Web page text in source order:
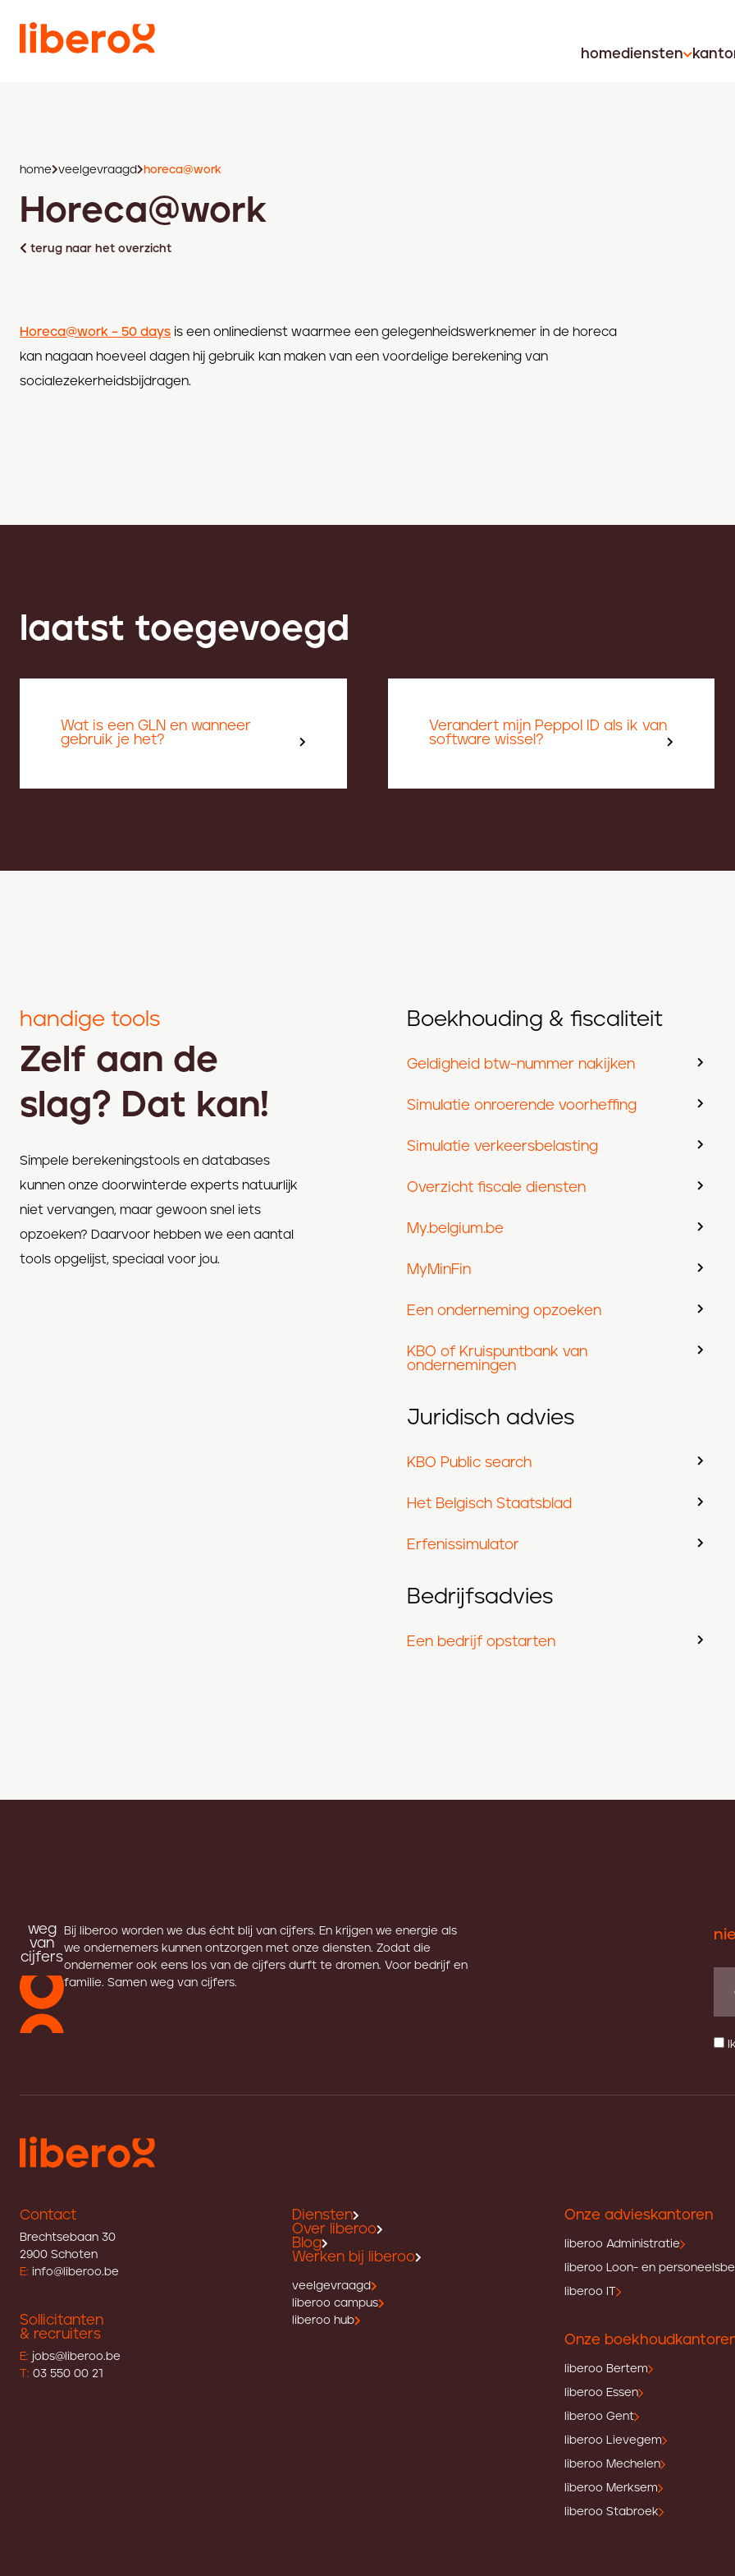
homediensten
home veelgevraagd horeca@work
Horeca@work
terug naar het overzicht
Horeca@work – 50 days is een onlinedienst waarmee een gelegenheidswerknemer in de horeca
kan nagaan hoeveel dagen hij gebruik kan maken van een voordelige berekening van
socialezekerheidsbijdragen.
laatst toegevoegd
Wat is een GLN en wanneer
gebruik je het?
Verandert mijn Peppol ID als ik van
software wissel?
handige tools
Zelf aan de
slag? Dat kan!
Simpele berekeningstools en databases
kunnen onze doorwinterde experts natuurlijk
niet vervangen, maar gewoon snel iets
opzoeken? Daarvoor hebben we een aantal
tools opgelijst, speciaal voor jou.
Boekhouding & fiscaliteit
Geldigheid btw-nummer nakijken
Simulatie onroerende voorheffing
Simulatie verkeersbelasting
Overzicht fiscale diensten
My.belgium.be
MyMinFin
Een onderneming opzoeken
KBO of Kruispuntbank van
ondernemingen
Juridisch advies
KBO Public search
Het Belgisch Staatsblad
Erfenissimulator
Bedrijfsadvies
Een bedrijf opstarten
weg
van
cijfers
Bij liberoo worden we dus écht blij van cijfers. En krijgen we energie als
we ondernemers kunnen ontzorgen met onze diensten. Zodat die
ondernemer ook eens los van de cijfers durft te dromen. Voor bedrijf en
familie. Samen weg van cijfers.
Contact
Brechtsebaan 30
2900 Schoten
E: info@liberoo.be
Sollicitanten
& recruiters
E: jobs@liberoo.be
T: 03 550 00 21
Diensten
Over liberoo
Blog
Werken bij liberoo
veelgevraagd
liberoo campus
liberoo hub
Onze advieskantoren
liberoo Administratie
liberoo Loon- en
liberoo IT
Onze
liberoo Bertem
liberoo Essen
liberoo Gent
liberoo Lievegem
liberoo Mechelen
liberoo Merksem
liberoo Stabroek